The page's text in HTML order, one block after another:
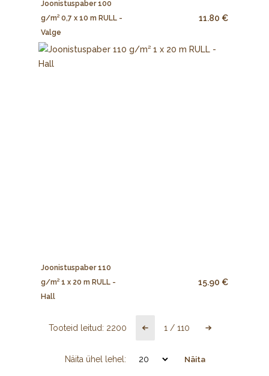
Joonistuspaber 100
g/m² 0,7 x 10 m RULL -
Valge
11.80 €
Joonistuspaber 110
g/m² 1 x 20 m RULL -
Hall
15.90 €
Tooteid leitud: 2200 1 / 110
Näita ühel lehel: Näita